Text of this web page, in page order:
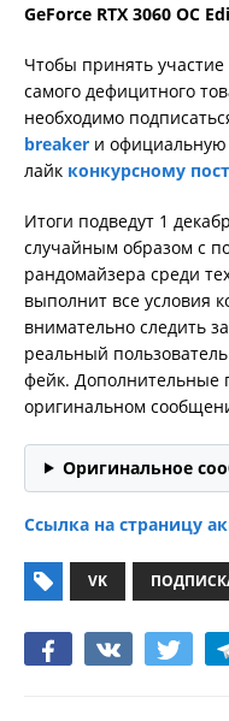
GeForce RTX 3060 OC
Чтобы принять
самого дефицитного
необходимо
breaker и официальную
лайк конкурсному
Итоги подведут 1
случайным образом с
рандомайзера среди
выполнит все условия
внимательно следить
реальный
фейк. Дополнительные
оригинальном
Оригинальное
Ссылка на страницу
VK